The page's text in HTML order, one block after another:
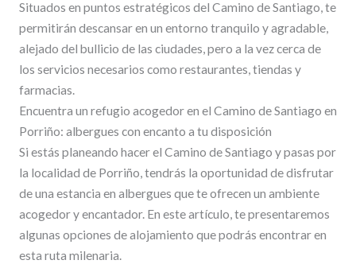
Situados en puntos estratégicos del Camino de Santiago, te
permitirán descansar en un entorno tranquilo y agradable,
alejado del bullicio de las ciudades, pero a la vez cerca de
los servicios necesarios como restaurantes, tiendas y
farmacias.
Encuentra un refugio acogedor en el Camino de Santiago en
Porriño: albergues con encanto a tu disposición
Si estás planeando hacer el Camino de Santiago y pasas por
la localidad de Porriño, tendrás la oportunidad de disfrutar
de una estancia en albergues que te ofrecen un ambiente
acogedor y encantador. En este artículo, te presentaremos
algunas opciones de alojamiento que podrás encontrar en
esta ruta milenaria.